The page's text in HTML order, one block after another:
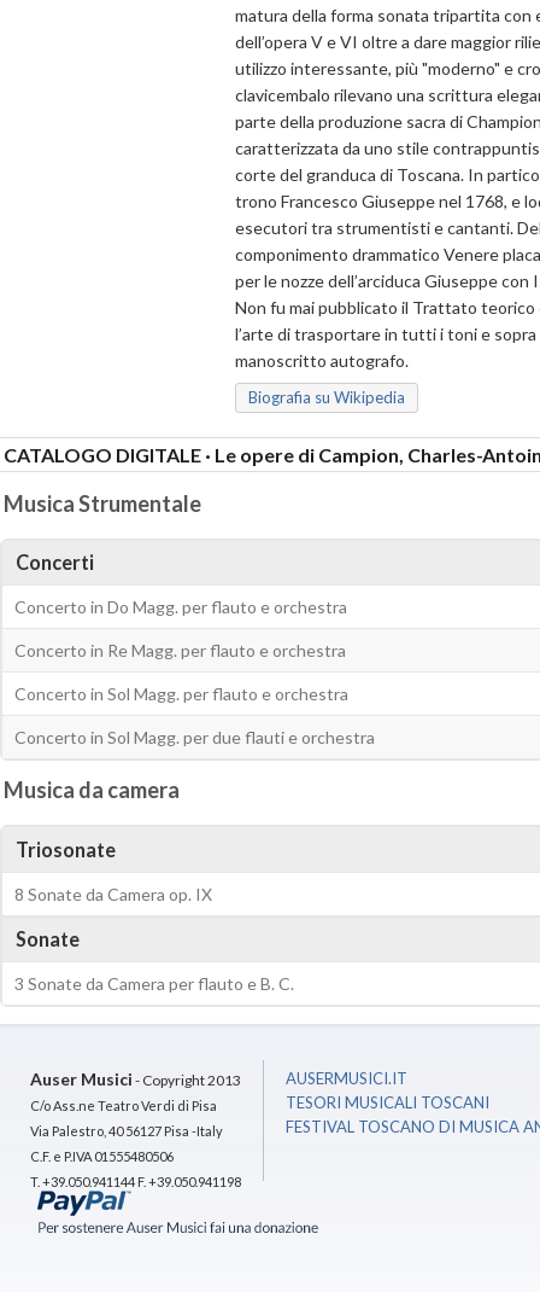
matura della forma sonata tripartita con
dell’opera V e VI oltre a dare maggior
utilizzo interessante, più "moderno" e
clavicembalo rilevano una scrittura
parte della produzione sacra di
caratterizzata da uno stile
corte del granduca di Toscana. In
trono Francesco Giuseppe nel 1768, e
esecutori tra strumentisti e cantanti.
componimento drammatico Venere
per le nozze dell’arciduca Giuseppe con
Non fu mai pubblicato il Trattato teorico
l’arte di trasportare in tutti i toni e
manoscritto autografo.
Biografia su Wikipedia
CATALOGO DIGITALE · Le opere di Campion, Charles-
Musica Strumentale
Concerti
Concerto in Do Magg. per flauto e orchestra
Concerto in Re Magg. per flauto e orchestra
Concerto in Sol Magg. per flauto e orchestra
Concerto in Sol Magg. per due flauti e orchestra
Musica da camera
Triosonate
8 Sonate da Camera op. IX
Sonate
3 Sonate da Camera per flauto e B. C.
Auser Musici - Copyright 2013
C/o Ass.ne Teatro Verdi di Pisa
Via Palestro, 40 56127 Pisa -Italy
C.F. e P.IVA 01555480506
T. +39.050.941144 F. +39.050.941198
AUSERMUSICI.IT
TESORI MUSICALI TOSCANI
FESTIVAL TOSCANO DI MUSICA